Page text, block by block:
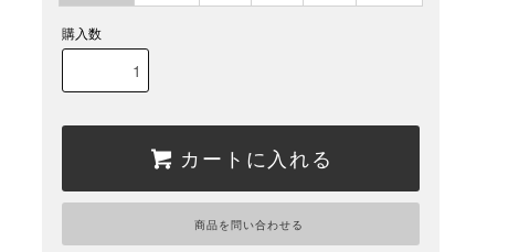
購入数
カートに入れる
商品を問い合わせる